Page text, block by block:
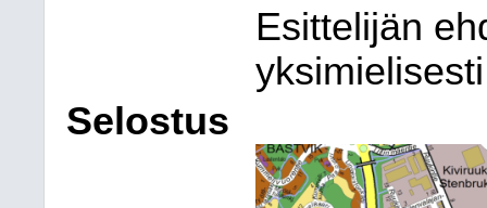
Esittelijän
Selostus